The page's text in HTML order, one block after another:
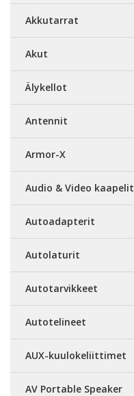
Akkutarrat
Akut
Älykellot
Antennit
Armor-X
Audio & Video kaapelit
Autoadapterit
Autolaturit
Autotarvikkeet
Autotelineet
AUX-kuulokeliittimet
AV Portable Speaker